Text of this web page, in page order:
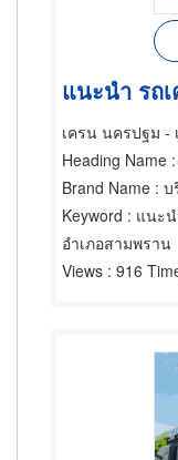
แนะนำ รถ
เครน นครปฐม -
Heading Name :
Brand Name : บ
Keyword : แนะ
อำเภอสามพราน
Views : 916